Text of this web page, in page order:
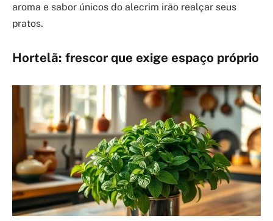
aroma e sabor únicos do alecrim irão realçar seus
pratos.
Hortelã: frescor que exige espaço próprio